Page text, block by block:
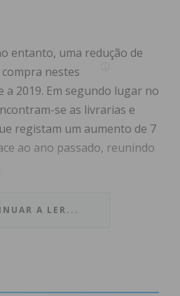
entanto, uma redução de
nestes
a 2019. Em segundo lugar no
se as livrarias e
registam um aumento de 7
ao ano passado, reunindo
são o local eleito para
A LER...